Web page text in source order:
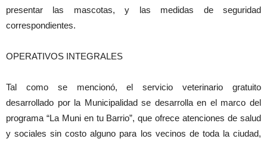
presentar las mascotas, y las medidas de seguridad
correspondientes.
OPERATIVOS INTEGRALES
Tal como se mencionó, el servicio veterinario gratuito
desarrollado por la Municipalidad se desarrolla en el marco del
programa “La Muni en tu Barrio”, que ofrece atenciones de salud
y sociales sin costo alguno para los vecinos de toda la ciudad,